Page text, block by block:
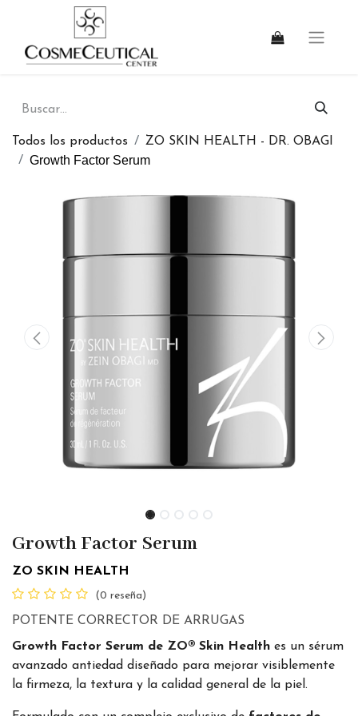
Todos los productos ZO SKIN HEALTH - DR. OBAGI
Growth Factor Serum
Growth Factor Serum
ZO SKIN HEALTH
(0 reseña)
POTENTE CORRECTOR DE ARRUGAS
Growth Factor Serum de ZO® Skin Health es un sérum
avanzado antiedad diseñado para mejorar visiblemente
la firmeza, la textura y la calidad general de la piel.